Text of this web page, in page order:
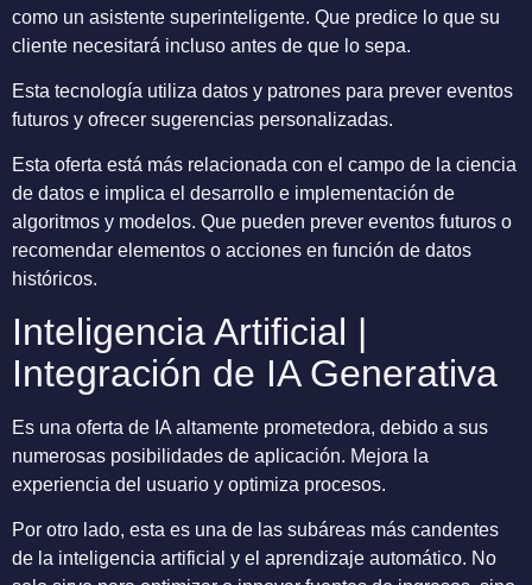
como un asistente superinteligente. Que predice lo que su
cliente necesitará incluso antes de que lo sepa.
Esta tecnología utiliza datos y patrones para prever eventos
futuros y ofrecer sugerencias personalizadas.
Esta oferta está más relacionada con el campo de la ciencia
de datos e implica el desarrollo e implementación de
algoritmos y modelos. Que pueden prever eventos futuros o
recomendar elementos o acciones en función de datos
históricos.
Inteligencia Artificial |
Integración de IA Generativa
Es una oferta de IA altamente prometedora, debido a sus
numerosas posibilidades de aplicación. Mejora la
experiencia del usuario y optimiza procesos.
Por otro lado, esta es una de las subáreas más candentes
de la inteligencia artificial y el aprendizaje automático. No